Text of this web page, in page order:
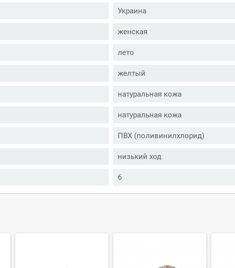
Украина
женская
лето
желтый
натуральная кожа
натуральная кожа
ПВХ (поливинилхлорид)
низький ход
6